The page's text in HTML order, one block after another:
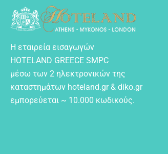
Η εταιρεία εισαγωγών
HOTELAND GREECE SMPC
μέσω των 2 ηλεκτρονικών της
καταστημάτων hoteland.gr & diko.gr
εμπορεύεται ~ 10.000 κωδικούς.